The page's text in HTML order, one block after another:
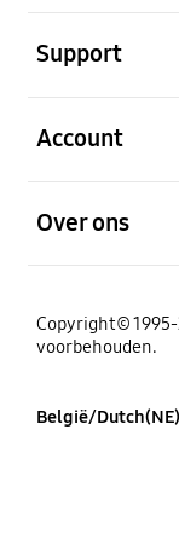
Support
Account
Over ons
Copyright©
voorbehouden.
België/Dutch(NE)